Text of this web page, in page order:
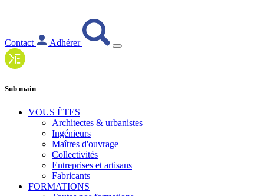
Contact Adhérer
Sub main
VOUS ÊTES
Architectes & urbanistes
Ingénieurs
Maîtres d'ouvrage
Collectivités
Entreprises et artisans
Fabricants
FORMATIONS